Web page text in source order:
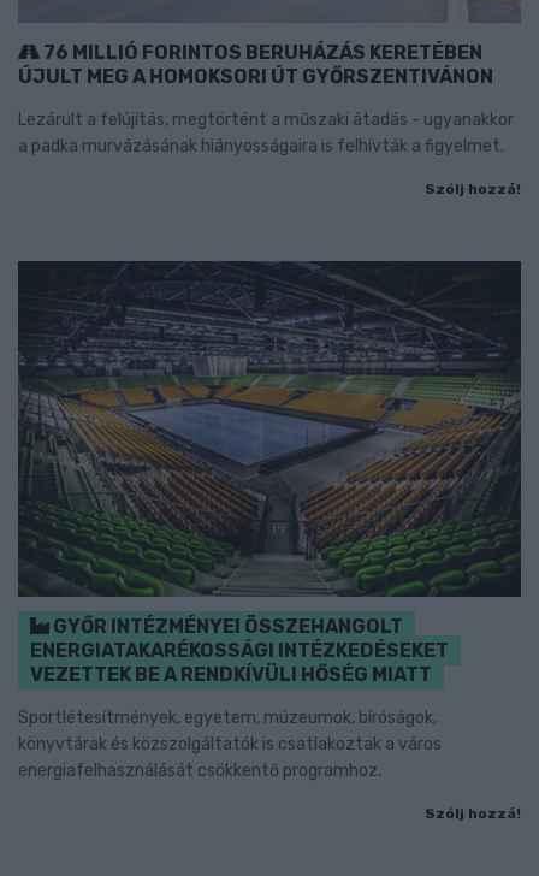
76 MILLIÓ FORINTOS BERUHÁZÁS KERETÉBEN
ÚJULT MEG A HOMOKSORI ÚT GYŐRSZENTIVÁNON
Lezárult a felújítás, megtörtént a műszaki átadás - ugyanakkor
a padka murvázásának hiányosságaira is felhívták a figyelmet.
Szólj hozzá!
GYŐR INTÉZMÉNYEI ÖSSZEHANGOLT
ENERGIATAKARÉKOSSÁGI INTÉZKEDÉSEKET
VEZETTEK BE A RENDKÍVÜLI HŐSÉG MIATT
Sportlétesítmények, egyetem, múzeumok, bíróságok,
könyvtárak és közszolgáltatók is csatlakoztak a város
energiafelhasználását csökkentő programhoz.
Szólj hozzá!